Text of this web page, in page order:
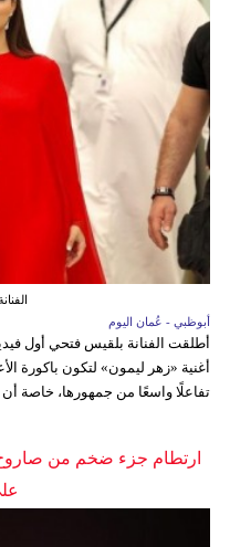
أبوظبي - عُمان اليوم
أطلقت الفنانة بلقيس فتحي أول
أغنية «زهر ليمون» لتكون باكورة
تفاعلًا واسعًا من جمهورها، خاصة
ارتطام جزء ضخم من